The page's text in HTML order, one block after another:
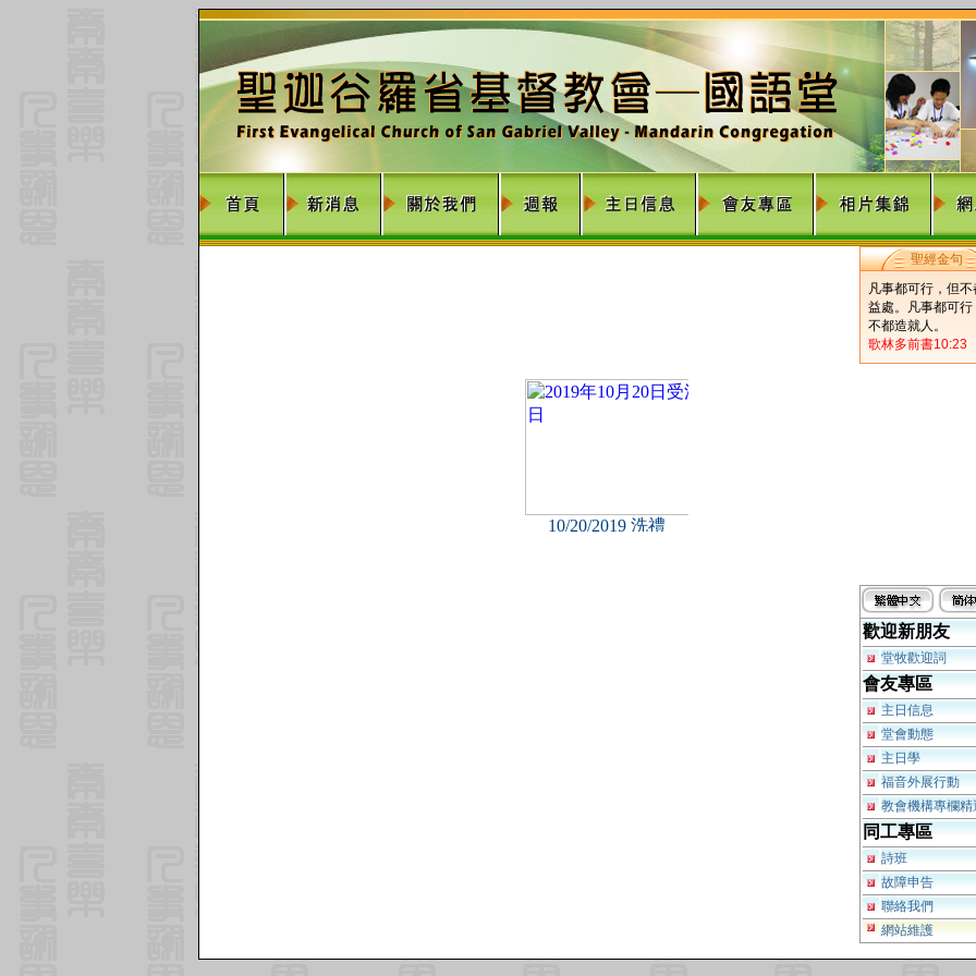
聖經金句
凡事都可行，但不
益處。凡事都可行
不都造就人。
歌林多前書10:23
歡迎新朋友
堂牧歡迎詞
會友專區
主日信息
堂會動態
主日學
福音外展行動
教會機構專欄精
同工專區
詩班
故障申告
聯絡我們
網站維護